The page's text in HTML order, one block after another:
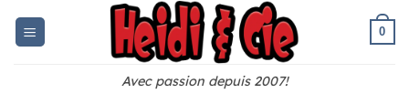
Avec passion depuis 2007!
0